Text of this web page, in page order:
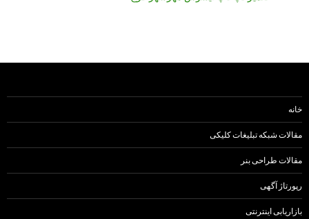
خانه
مقالات شبکه تبلیغات کلیکی
مقالات طراحی بنر
رپورتاژ آگهی
بازاریابی اینترنتی